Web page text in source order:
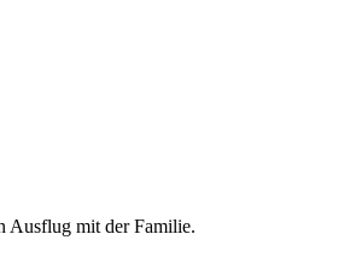
Ausflug mit der Familie.